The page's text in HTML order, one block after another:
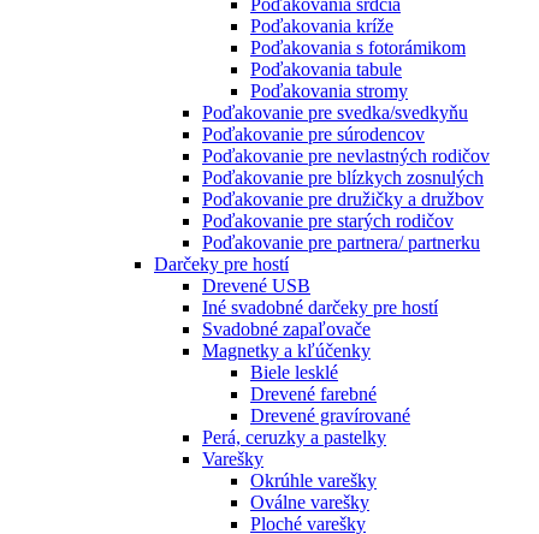
Poďakovania srdcia
Poďakovania kríže
Poďakovania s fotorámikom
Poďakovania tabule
Poďakovania stromy
Poďakovanie pre svedka/svedkyňu
Poďakovanie pre súrodencov
Poďakovanie pre nevlastných rodičov
Poďakovanie pre blízkych zosnulých
Poďakovanie pre družičky a družbov
Poďakovanie pre starých rodičov
Poďakovanie pre partnera/ partnerku
Darčeky pre hostí
Drevené USB
Iné svadobné darčeky pre hostí
Svadobné zapaľovače
Magnetky a kľúčenky
Biele lesklé
Drevené farebné
Drevené gravírované
Perá, ceruzky a pastelky
Varešky
Okrúhle varešky
Oválne varešky
Ploché varešky